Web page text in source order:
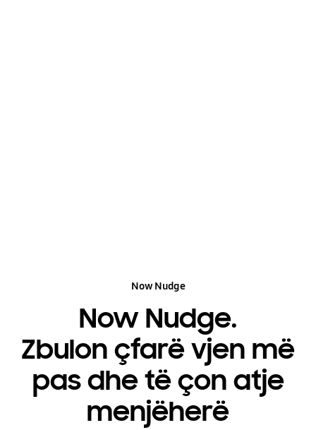
Now Nudge
Now Nudge.
Zbulon çfarë vjen më
pas dhe të çon atje
menjëherë